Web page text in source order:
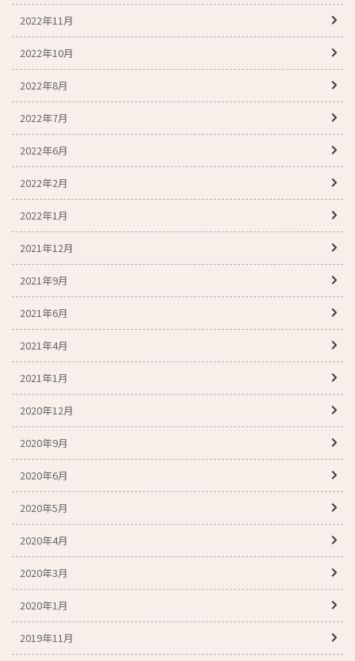
2022年11月
2022年10月
2022年8月
2022年7月
2022年6月
2022年2月
2022年1月
2021年12月
2021年9月
2021年6月
2021年4月
2021年1月
2020年12月
2020年9月
2020年6月
2020年5月
2020年4月
2020年3月
2020年1月
2019年11月